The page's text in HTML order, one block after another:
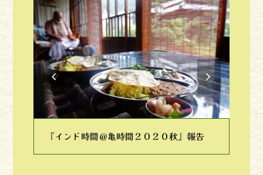
『インド時間＠亀時間２０２０秋』報告
previous
slide
next
slide